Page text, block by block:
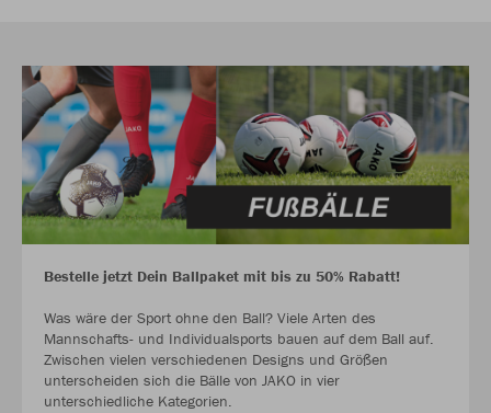
Bestelle jetzt Dein Ballpaket mit bis zu 50% Rabatt!
Was wäre der Sport ohne den Ball? Viele Arten des
Mannschafts- und Individualsports bauen auf dem Ball auf.
Zwischen vielen verschiedenen Designs und Größen
unterscheiden sich die Bälle von JAKO in vier
unterschiedliche Kategorien.